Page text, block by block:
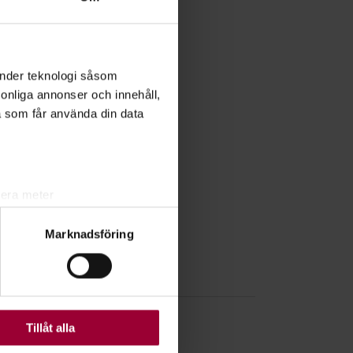
teknologi såsom
annonser och innehåll,
får använda din data
. Du kan ändra
Vissa kakor är
Marknadsföring
Tillåt alla